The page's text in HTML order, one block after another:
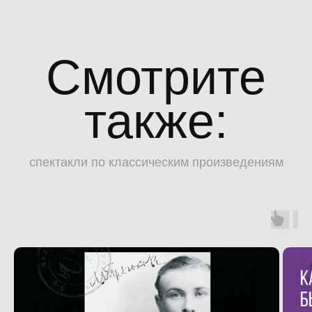
Смотрите
также:
спектакли по классическим произведениям